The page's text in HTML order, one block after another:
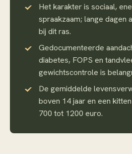
Het karakter is sociaal,
spraakzaam; lange dagen
bij dit ras.
Gedocumenteerde
diabetes, FOPS en
gewichtscontrole is
De gemiddelde
boven 14 jaar en een
700 tot 1200 euro.